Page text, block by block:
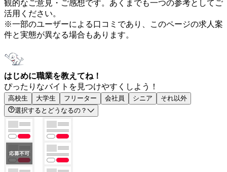
観的なご意見・ご感想です。あくまでも一つの参考としてご
活用ください。
※一部のユーザーによる口コミであり、このページの求人案
件と実態が異なる場合もあります。
はじめに職業を教えてね！
ぴったりなバイトを見つけやすくしよう！
高校生 大学生 フリーター 会社員 シニア
それ以外
選択するとどうなるの？